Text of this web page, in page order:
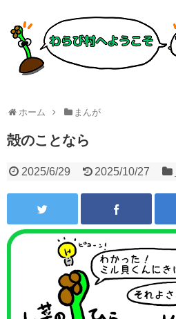
ホーム まんが
殻のことなら
2025/6/29 2025/10/27